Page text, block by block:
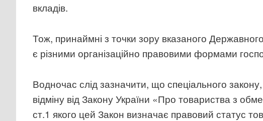
вкладів.
Тож, принаймні з точки зору вказаного
є різними організаційно правовими формами
Водночас слід зазначити, що спеціального
відміну від Закону України «Про товариства з
ст.1 якого цей Закон визначає правовий статус